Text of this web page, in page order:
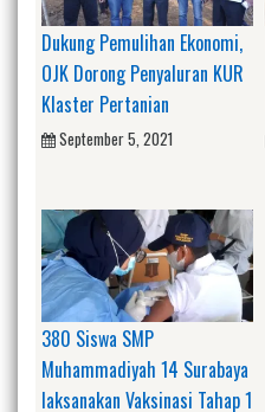
Dukung Pemulihan Ekonomi,
OJK Dorong Penyaluran KUR
Klaster Pertanian
September 5, 2021
380 Siswa SMP
Muhammadiyah 14 Surabaya
laksanakan Vaksinasi Tahap 1